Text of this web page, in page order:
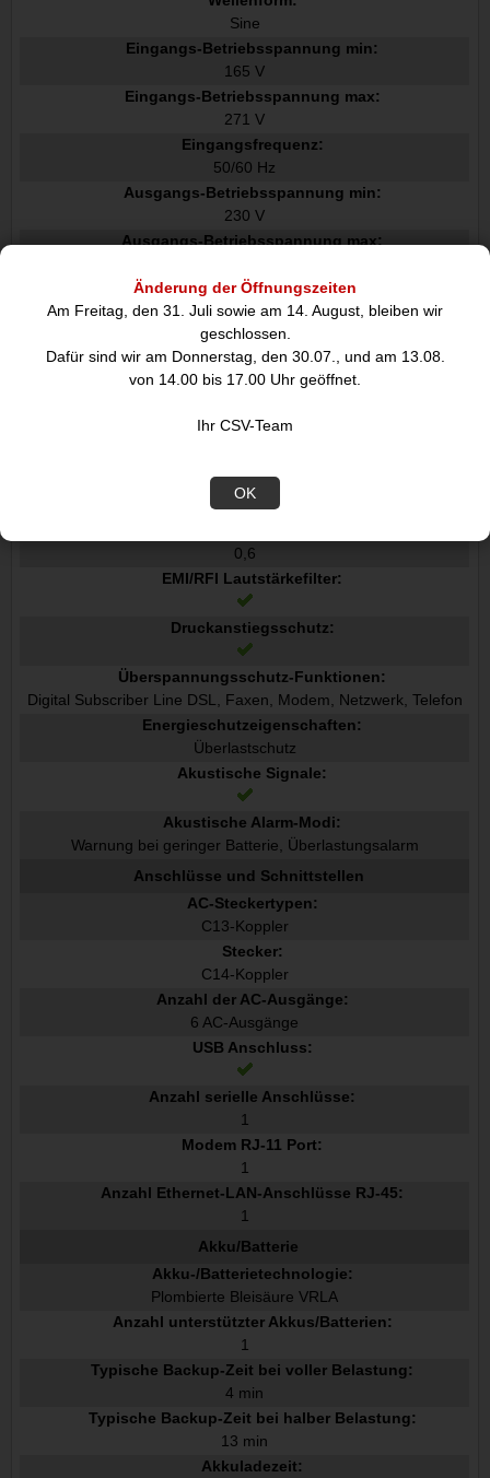
Änderung der Öffnungszeiten
Am Freitag, den 31. Juli sowie am 14. August, bleiben wir
geschlossen.
Dafür sind wir am Donnerstag, den 30.07., und am 13.08.
von 14.00 bis 17.00 Uhr geöffnet.
Ihr CSV-Team
OK
Sine
Eingangs-Betriebsspannung min:
165 V
Eingangs-Betriebsspannung max:
271 V
Eingangsfrequenz:
50/60 Hz
Ausgangs-Betriebsspannung min:
230 V
Ausgangs-Betriebsspannung max:
Output Frequenz:
50/60 Hz
Automatische Spannungsregulierung:
Stromstärke maximal:
Anstieg der Energiemenge:
Reaktionszeit:
0,6
EMI/RFI Lautstärkefilter:
Druckanstiegsschutz:
Überspannungsschutz-Funktionen:
Digital Subscriber Line DSL, Faxen, Modem, Netzwerk, Telefon
Energieschutzeigenschaften:
Überlastschutz
Akustische Signale:
Akustische Alarm-Modi:
Warnung bei geringer Batterie, Überlastungsalarm
Anschlüsse und Schnittstellen
AC-Steckertypen:
C13-Koppler
Stecker:
C14-Koppler
Anzahl der AC-Ausgänge:
6 AC-Ausgänge
USB Anschluss:
Anzahl serielle Anschlüsse:
1
Modem RJ-11 Port:
1
Anzahl Ethernet-LAN-Anschlüsse RJ-45:
1
Akku/Batterie
Akku-/Batterietechnologie:
Plombierte Bleisäure VRLA
Anzahl unterstützter Akkus/Batterien:
1
Typische Backup-Zeit bei voller Belastung:
4 min
Typische Backup-Zeit bei halber Belastung:
13 min
Akkuladezeit: